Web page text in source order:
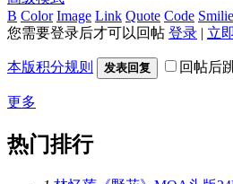
B Color Image Link Quote Code
您需要登录后才可以回帖 登录 | 立
本版积分规则 发表回复 回帖后
更多
热门排行